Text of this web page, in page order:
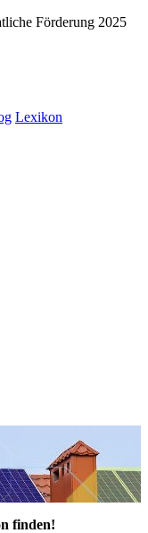
Förderung 2025
Lexikon
finden!